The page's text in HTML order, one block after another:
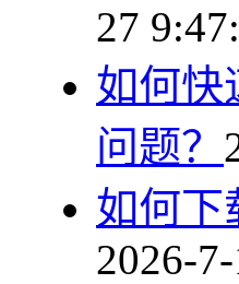
27
如何快
问题？
如何下
2026-